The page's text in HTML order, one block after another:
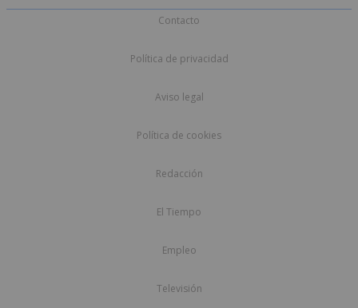
Contacto
Política de privacidad
Aviso legal
Política de cookies
Redacción
El Tiempo
Empleo
Televisión